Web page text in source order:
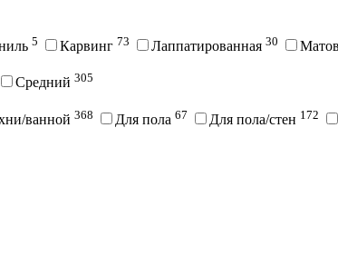
5 Карвинг 73 Лаппатированная 30
Средний 305
ванной 368 Для пола 67 Для пола/стен 172